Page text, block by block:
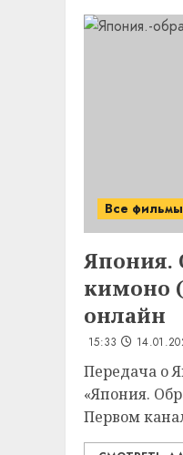
Все
Япония.
кимоно
онлайн
15:33
Передача о
«Япония.
Первом